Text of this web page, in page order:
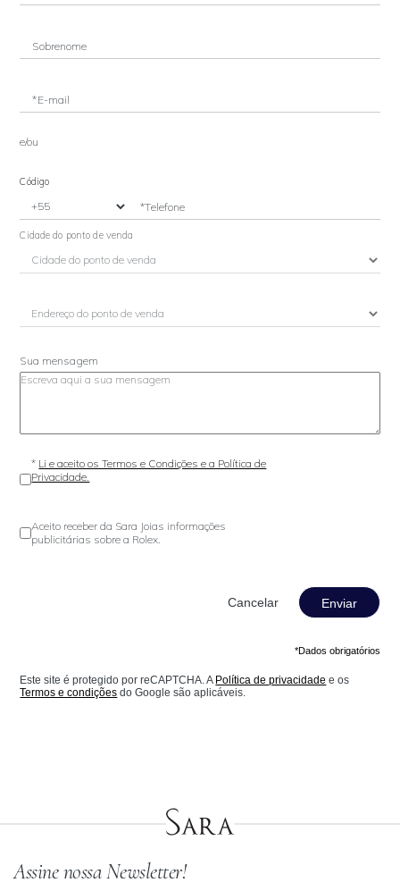
Sobrenome
*E-mail
e/ou
Código
*Telefone
Cidade do ponto de venda
Sua mensagem
* Li e aceito os Termos e Condições e a Política de
Privacidade.
Aceito receber da Sara Joias informações
publicitárias sobre a Rolex.
Enviar
*Dados obrigatórios
Este site é protegido por reCAPTCHA. A Política de privacidade e os
Termos e condições do Google são aplicáveis.
Assine nossa Newsletter!